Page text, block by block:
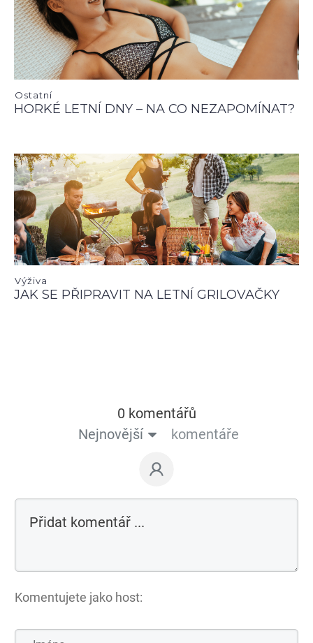
Ostatní
HORKÉ LETNÍ DNY – NA CO NEZAPOMÍNAT?
Výživa
JAK SE PŘIPRAVIT NA LETNÍ GRILOVAČKY
0 komentářů
Nejnovější
komentáře
Komentujete jako host: